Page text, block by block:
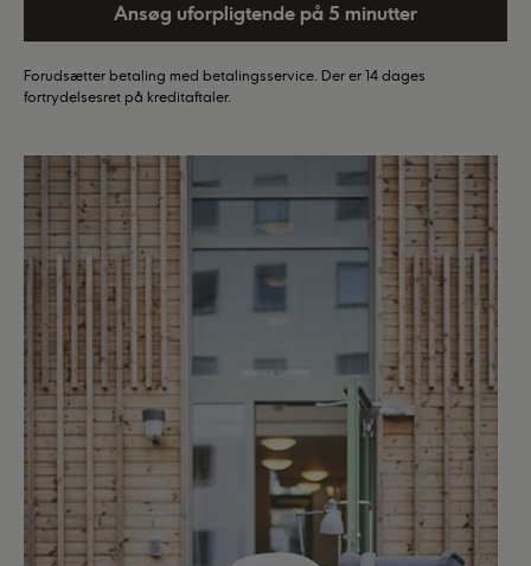
Ansøg uforpligtende på 5 minutter
Forudsætter betaling med betalingsservice. Der er 14 dages
fortrydelsesret på kreditaftaler.